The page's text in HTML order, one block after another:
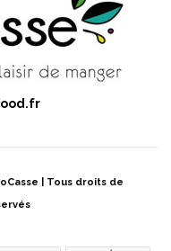
| Tous droits de